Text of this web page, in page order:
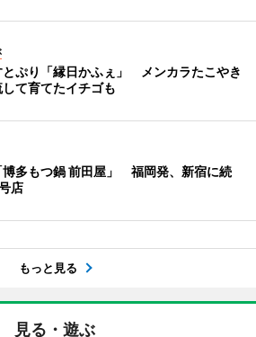
とぷり「縁日かふぇ」 メンカラたこやき
て育てたイチゴも
博多もつ鍋 前田屋」 福岡発、新宿に続
店
もっと見る
見る・遊ぶ